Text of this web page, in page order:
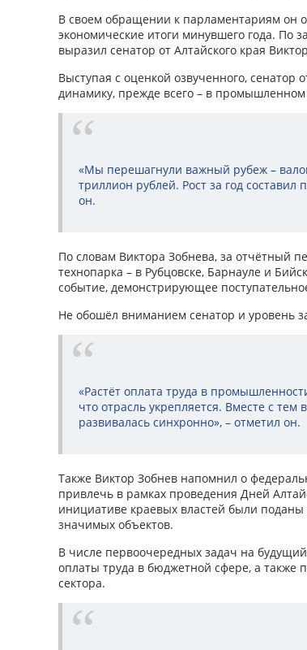
В своем обращении к парламентариям он
экономические итоги минувшего года. По
выразил сенатор от Алтайского края
Выступая с оценкой озвученного,
динамику, прежде всего – в промышленном
«Мы перешагнули важный рубеж –
триллион рублей. Рост за год
он.
По словам Виктора Зобнева, за отчётный
технопарка – в Рубцовске, Барнауле и
событие, демонстрирующее
Не обошёл вниманием сенатор и уровень
«Растёт оплата труда в
что отрасль укрепляется. Вместе с
развивалась синхронно», – отметил он.
Также Виктор Зобнев напомнил о
привлечь в рамках проведения Дней
инициативе краевых властей были
значимых объектов.
В числе первоочередных задач на
оплаты труда в бюджетной сфере, а также
сектора.